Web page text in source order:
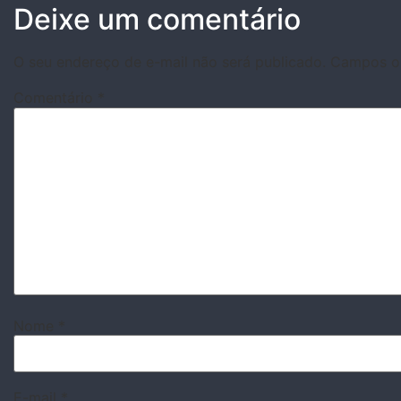
Deixe um comentário